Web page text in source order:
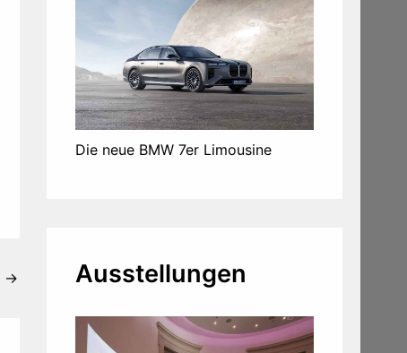
→
Die neue BMW 7er Limousine
Ausstellungen